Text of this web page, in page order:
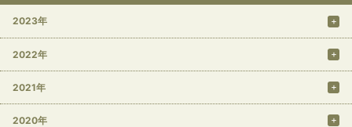
2023年
2022年
2021年
2020年